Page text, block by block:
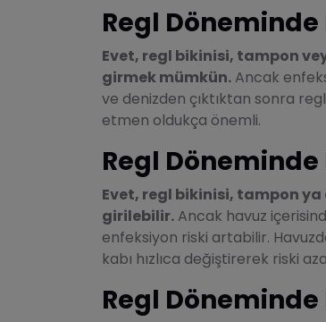
Regl
Evet, regl bikinisi, tampon
girmek mümkün. Ancak
ve denizden çıktıktan sonra
etmen oldukça önemli.
Regl
Evet, regl bikinisi, tampon
girilebilir. Ancak havuz
enfeksiyon riski artabilir.
kabı hızlıca değiştirerek riski
Regl Döneminde